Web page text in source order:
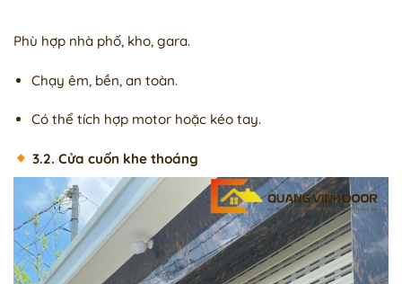
Phù hợp nhà phố, kho, gara.
Chạy êm, bền, an toàn.
Có thể tích hợp motor hoặc kéo tay.
3.2. Cửa cuốn khe thoáng